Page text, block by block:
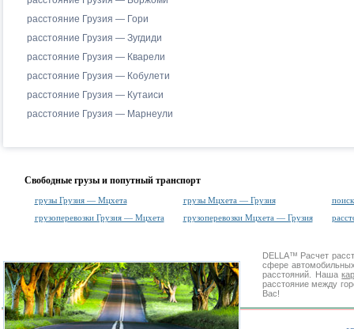
расстояние Грузия — Гори
расстояние Грузия — Зугдиди
расстояние Грузия — Кварели
расстояние Грузия — Кобулети
расстояние Грузия — Кутаиси
расстояние Грузия — Марнеули
Свободные грузы и попутный транспорт
грузы Грузия — Мцхета грузы Мцхета — Грузия
грузоперевозки Грузия — Мцхета
грузоперевозки Мцхета — Грузия
DELLA™ Расчет
сфере
расстояний. Наша
расстояние между
Вас!